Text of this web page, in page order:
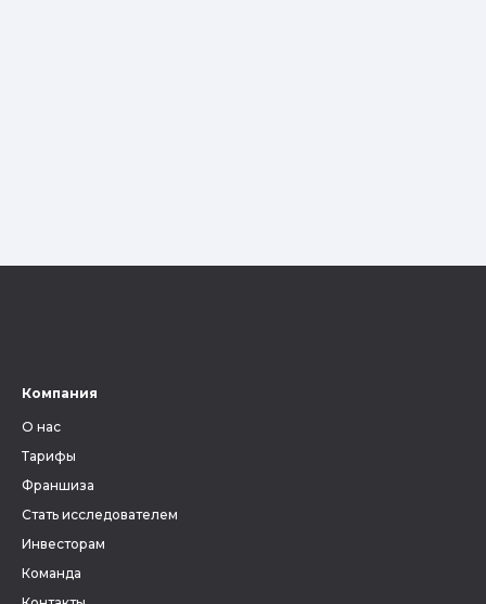
Компания
О нас
Тарифы
Франшиза
Стать исследователем
Инвесторам
Команда